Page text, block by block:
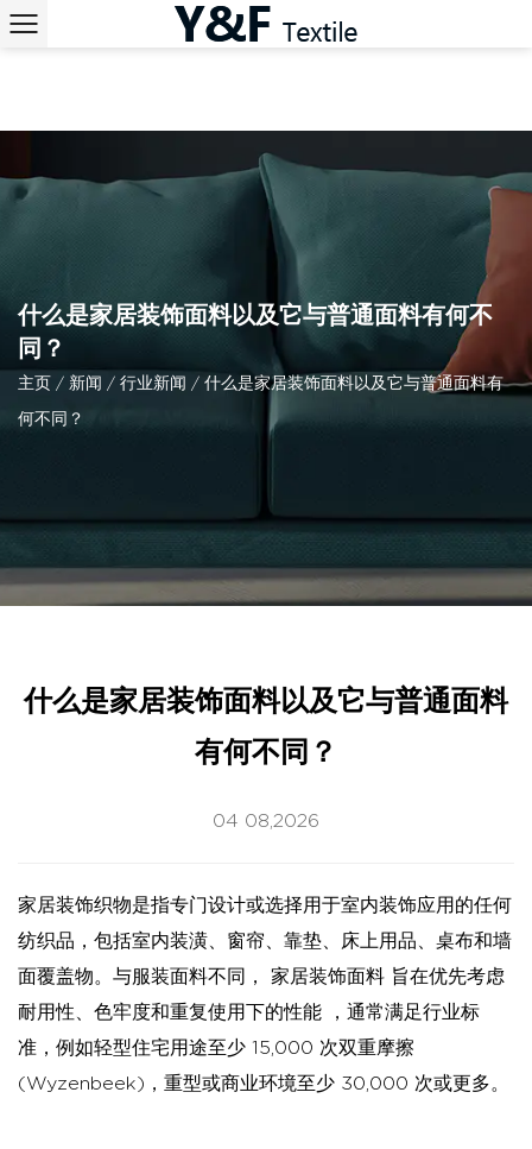
什么是家居装饰面料以及它与普通面料有何不
同？
主页 / 新闻 / 行业新闻 / 什么是家居装饰面料以及它与普通面料有
何不同？
什么是家居装饰面料以及它与普通面料
有何不同？
04 08,2026
家居装饰织物是指专门设计或选择用于室内装饰应用的任何
纺织品，包括室内装潢、窗帘、靠垫、床上用品、桌布和墙
面覆盖物。与服装面料不同， 家居装饰面料 旨在优先考虑
耐用性、色牢度和重复使用下的性能
，通常满足行业标
准，例如轻型住宅用途至少 15,000 次双重摩擦
(Wyzenbeek)，重型或商业环境至少 30,000 次或更多。